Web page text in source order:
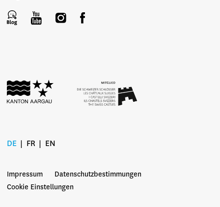
DE FR EN
Impressum
Datenschutzbestimmungen
Cookie Einstellungen